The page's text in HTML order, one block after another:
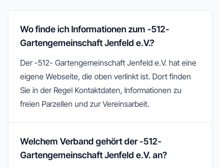
Wo finde ich Informationen zum -512-
Gartengemeinschaft Jenfeld e.V.?
Der -512- Gartengemeinschaft Jenfeld e.V. hat eine
eigene Webseite, die oben verlinkt ist. Dort finden
Sie in der Regel Kontaktdaten, Informationen zu
freien Parzellen und zur Vereinsarbeit.
Welchem Verband gehört der -512-
Gartengemeinschaft Jenfeld e.V. an?